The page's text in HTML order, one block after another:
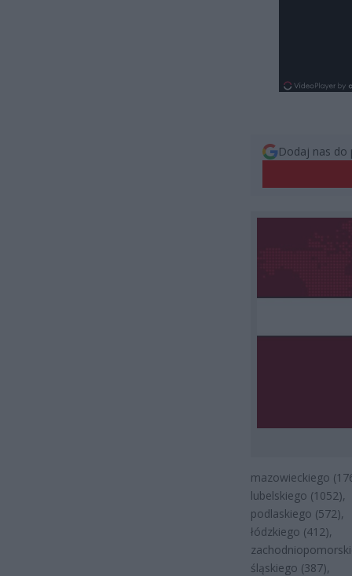
Dodaj nas do
mazowieckiego
lubelskiego (1052),
podlaskiego (572),
łódzkiego (412),
śląskiego (387),